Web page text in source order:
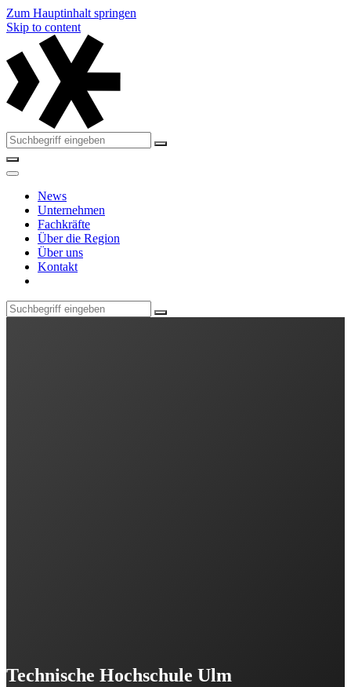
Zum Hauptinhalt springen
Skip to content
News
Unternehmen
Fachkräfte
Über die Region
Über uns
Kontakt
Technische Hochschule Ulm